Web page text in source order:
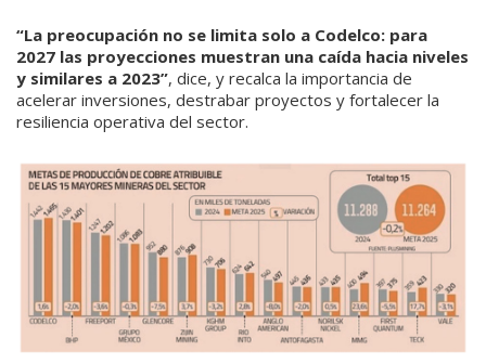
“La preocupación no se limita solo a Codelco: para
2027 las proyecciones muestran una caída hacia niveles
y similares a 2023”, dice, y recalca la importancia de
acelerar inversiones, destrabar proyectos y fortalecer la
resiliencia operativa del sector.